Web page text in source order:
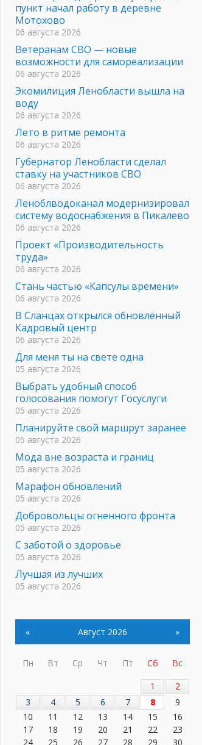
пункт начал работу в деревне
Мотохово
06 августа 2026
Ветеранам СВО — новые
возможности для самореализации
06 августа 2026
Экомилиция Ленобласти вышла на
воду
06 августа 2026
Лето в ритме ремонта
06 августа 2026
Губернатор Ленобласти сделал
ставку на участников СВО
06 августа 2026
Леноблводоканал модернизировал
систему водоснабжения в Пикалево
06 августа 2026
Проект «Производительность
труда»
06 августа 2026
Стань частью «Капсулы времени»
06 августа 2026
В Сланцах открылся обновлённый
Кадровый центр
06 августа 2026
Для меня ты на свете одна
05 августа 2026
Выбрать удобный способ
голосования помогут Госуслуги
05 августа 2026
Планируйте свой маршрут заранее
05 августа 2026
Мода вне возраста и границ
05 августа 2026
Марафон обновлений
05 августа 2026
Добровольцы огненного фронта
05 августа 2026
С заботой о здоровье
05 августа 2026
Лучшая из лучших
05 августа 2026
«Результат командный, заслуга
каждого ведомства и
муниципалитета»
05 августа 2026
Вдохновлять, просвещать и
объединять!
05 августа 2026
Не оставят в беде
05 августа 2026
« Август 2026 »
Пн Вт Ср Чт Пт Сб
Вс
1
2
3
4 5 6 7 8
9
10
11 12 13 14 15
16
17
18 19 20 21 22
23
24
25 26 27 28 29
30